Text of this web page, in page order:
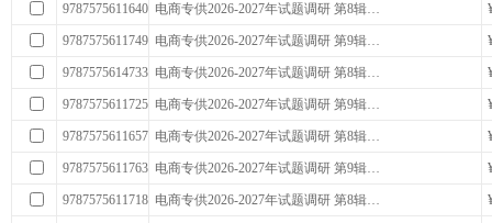
9787575611640 电商专供2026-2027年试题调研 第8辑…
9787575611749 电商专供2026-2027年试题调研 第9辑…
9787575614733 电商专供2026-2027年试题调研 第8辑…
9787575611725 电商专供2026-2027年试题调研 第9辑…
9787575611657 电商专供2026-2027年试题调研 第8辑…
9787575611763 电商专供2026-2027年试题调研 第9辑…
9787575611718 电商专供2026-2027年试题调研 第8辑…